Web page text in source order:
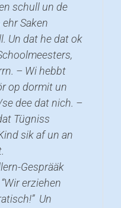
schull un de
Saken
Un dat he dat ok
– Wi hebbt
op dormit un
dee dat nich. –
Tügniss
sik af un an
Gesprääk
erziehen
Un